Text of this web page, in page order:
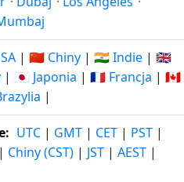
| 🇨🇳 Chiny | 🇮🇳 Indie | 🇬🇧
| 🇯🇵 Japonia | 🇫🇷 Francja | 🇨🇦
|
: UTC | GMT | CET | PST |
| Chiny (CST) | JST | AEST |